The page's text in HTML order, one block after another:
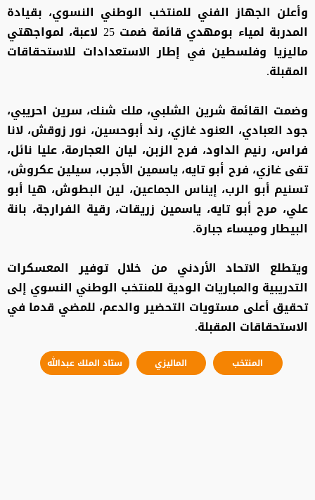
وأعلن الجهاز الفني للمنتخب الوطني النسوي، بقيادة
المدربة لمياء بومهدي قائمة ضمت 25 لاعبة، لمواجهتي
ماليزيا وفلسطين في إطار الاستعدادات للاستحقاقات
المقبلة.
وضمت القائمة شرين الشلبي، ملك شنك، سرين احريبي،
جود العبادي، العنود غازي، رند أبوحسين، نور زوقش، لانا
فراس، رنيم الداود، فرح الزبن، ليان العجارمة، عليا نائل،
تقى غازي، فرح أبو تايه، ياسمين الأجرب، سيلين عكروش،
تسنيم أبو الرب، إيناس الجماعين، لين البطوش، هيا أبو
علي، مرح أبو تايه، ياسمين زريقات، رقية الفرارجة، بانة
البيطار وميساء جبارة.
ويتطلع الاتحاد الأردني من خلال توفير المعسكرات
التدريبية والمباريات الودية للمنتخب الوطني النسوي إلى
تحقيق أعلى مستويات التحضير والدعم، للمضي قدما في
الاستحقاقات المقبلة.
المنتخب الماليزي ستاد الملك عبدالله